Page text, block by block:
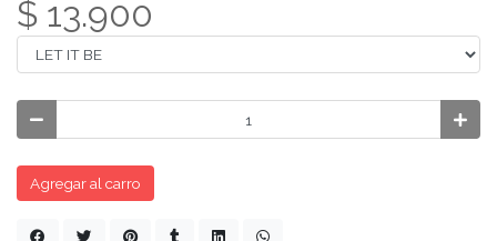
$ 13.900
Agregar al carro